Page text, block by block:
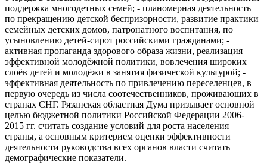
поддержка многодетных семей; - планомерная деятельность
по прекращению детской беспризорности, развитие практики
семейных детских домов, патронатного воспитания, по
усыновлению детей-сирот российскими гражданами; -
активная пропаганда здорового образа жизни, реализация
эффективной молодёжной политики, вовлечения широких
слоёв детей и молодёжи в занятия физической культурой; -
эффективная деятельность по привлечению переселенцев, в
первую очередь из числа соотечественников, проживающих в
странах СНГ. Рязанская областная Дума призывает основной
целью бюджетной политики Российской Федерации 2006-
2015 гг. считать создание условий для роста населения
страны, а основным критерием оценки эффективности
деятельности руководства всех органов власти считать
демографические показатели.